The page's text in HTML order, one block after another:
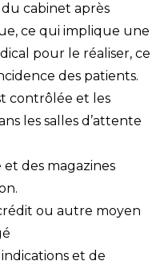
cabinet après
ce qui implique une
pour le réaliser, ce
des patients.
contrôlée et les
les salles d’attente
des magazines
ou autre moyen
et de